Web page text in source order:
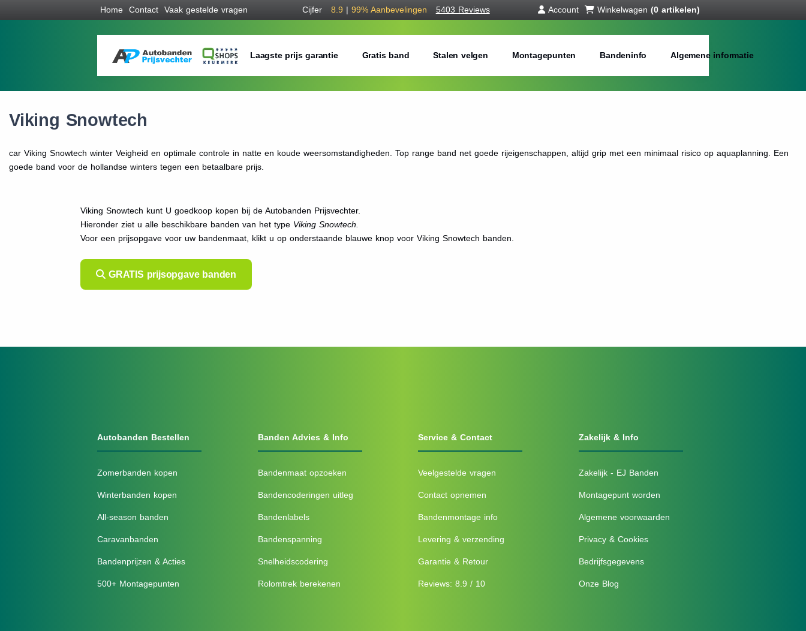
Home Contact Vaak gestelde vragen Cijfer 8.9 | 99% Aanbevelingen 5403 Reviews Account Winkelwagen (0 artikelen)
Laagste prijs garantie Gratis band Stalen velgen Montagepunten Bandeninfo Algemene informatie
Viking Snowtech
car Viking Snowtech winter Veigheid en optimale controle in natte en koude weersomstandigheden. Top range band net goede rijeigenschappen, altijd grip met een minimaal risico op aquaplanning. Een
goede band voor de hollandse winters tegen een betaalbare prijs.
Viking Snowtech kunt U goedkoop kopen bij de Autobanden Prijsvechter.
Hieronder ziet u alle beschikbare banden van het type Viking Snowtech.
Voor een prijsopgave voor uw bandenmaat, klikt u op onderstaande blauwe knop voor Viking Snowtech banden.
GRATIS prijsopgave banden
Autobanden Bestellen
Zomerbanden kopen
Winterbanden kopen
All-season banden
Caravanbanden
Bandenprijzen & Acties
500+ Montagepunten
Banden Advies & Info
Bandenmaat opzoeken
Bandencoderingen uitleg
Bandenlabels
Bandenspanning
Snelheidscodering
Rolomtrek berekenen
Service & Contact
Veelgestelde vragen
Contact opnemen
Bandenmontage info
Levering & verzending
Garantie & Retour
Reviews: 8.9 / 10
Zakelijk & Info
Zakelijk - EJ Banden
Montagepunt worden
Algemene voorwaarden
Privacy & Cookies
Bedrijfsgegevens
Onze Blog